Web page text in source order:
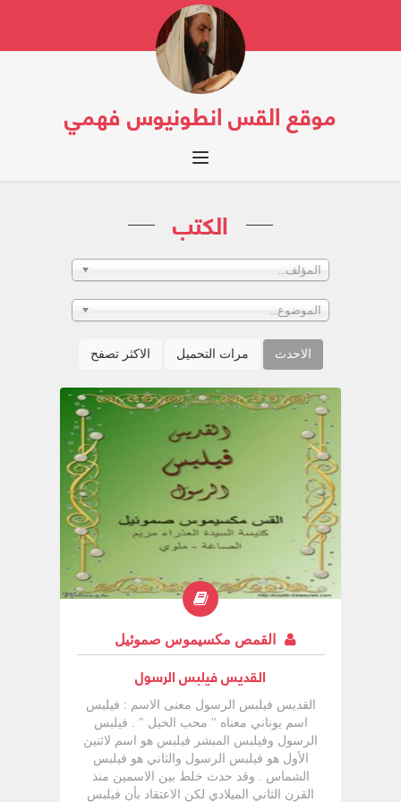
موقع القس انطونيوس فهمي
Toggle navigation
الكتب
المؤلف...
الموضوع...
الاحدث مرات التحميل الاكثر تصفح
القمص مكسيموس صموئيل
القديس فيلبس الرسول
القديس فيلبس الرسول معنى الاسم : فيلبس
اسم يوناني معناه " محب الخيل " . فيلبس
الرسول وفيلبس المبشر فيلبس هو اسم لاثنين
الأول هو فيلبس الرسول والثاني هو فيلبس
الشماس . وقد حدث خلط بين الاسمين منذ
القرن الثاني الميلادي لكن الاعتقاد بأن فيلبس